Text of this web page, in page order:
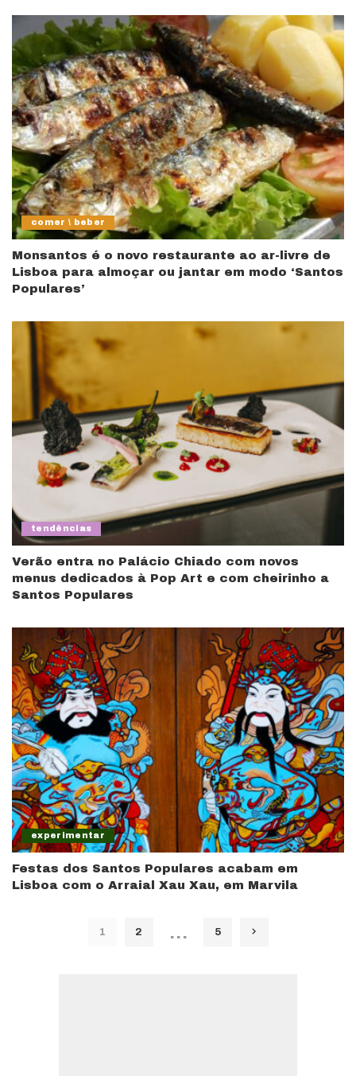
comer \ beber
Monsantos é o novo restaurante ao ar-livre de
Lisboa para almoçar ou jantar em modo ‘Santos
Populares’
tendências
Verão entra no Palácio Chiado com novos
menus dedicados à Pop Art e com cheirinho a
Santos Populares
experimentar
Festas dos Santos Populares acabam em
Lisboa com o Arraial Xau Xau, em Marvila
1 2 … 5